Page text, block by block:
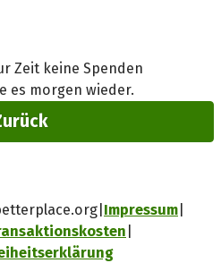
Zeit keine Spenden
es morgen wieder.
Impressum